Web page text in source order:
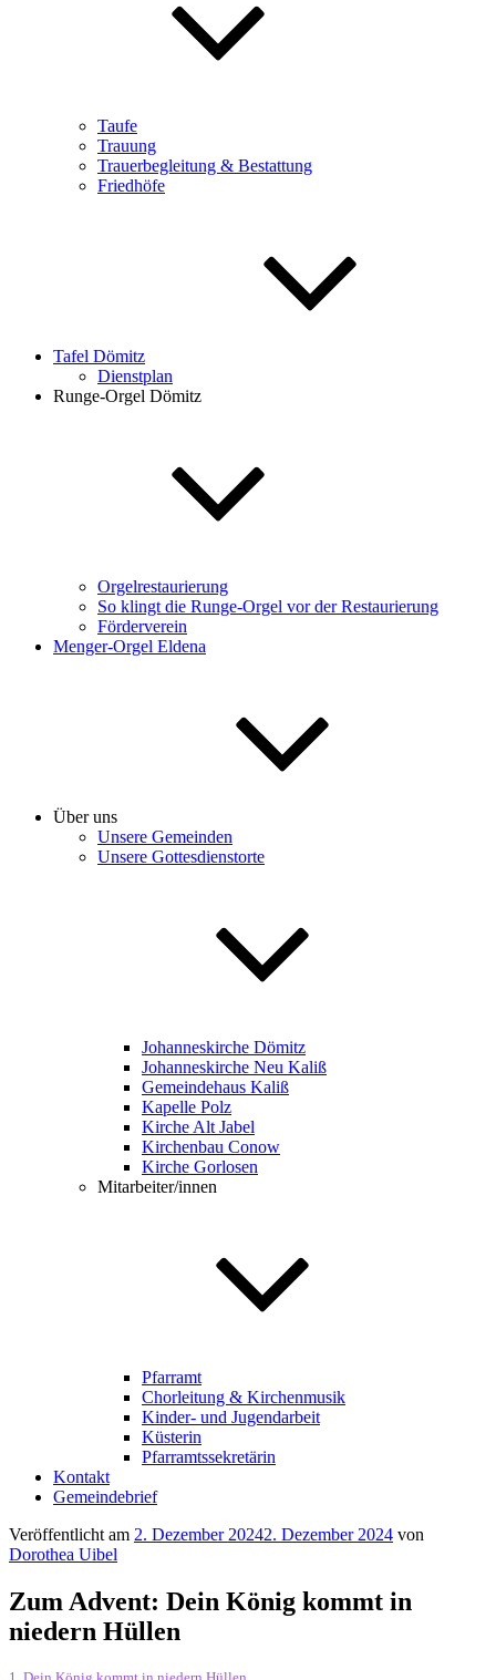
Taufe
Trauung
Trauerbegleitung & Bestattung
Friedhöfe
Tafel Dömitz
Dienstplan
Runge-Orgel Dömitz
Orgelrestaurierung
So klingt die Runge-Orgel vor der Restaurierung
Förderverein
Menger-Orgel Eldena
Über uns
Unsere Gemeinden
Unsere Gottesdienstorte
Johanneskirche Dömitz
Johanneskirche Neu Kaliß
Gemeindehaus Kaliß
Kapelle Polz
Kirche Alt Jabel
Kirchenbau Conow
Kirche Gorlosen
Mitarbeiter/innen
Pfarramt
Chorleitung & Kirchenmusik
Kinder- und Jugendarbeit
Küsterin
Pfarramtssekretärin
Kontakt
Gemeindebrief
Veröffentlicht am 2. Dezember 20242. Dezember 2024 von
Dorothea Uibel
Zum Advent: Dein König kommt in
niedern Hüllen